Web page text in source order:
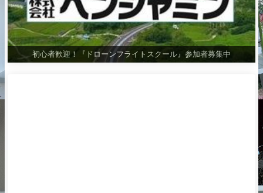
初心者歓迎！『ドローンフライトスクール』参加者募集中